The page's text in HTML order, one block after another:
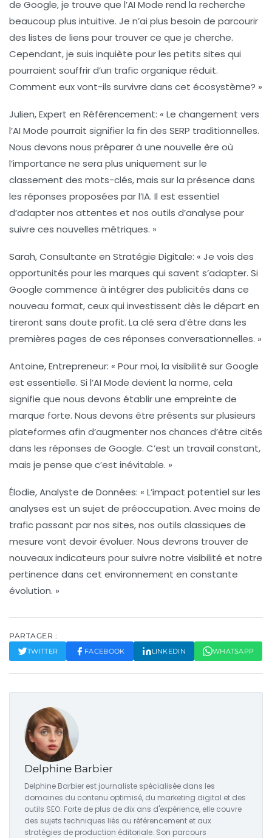
de Google, je trouve que l’AI Mode rend la recherche
beaucoup plus intuitive. Je n’ai plus besoin de parcourir
des listes de liens pour trouver ce que je cherche.
Cependant, je suis inquiète pour les petits sites qui
pourraient souffrir d’un trafic organique réduit.
Comment eux vont-ils survivre dans cet écosystème? »
Julien, Expert en Référencement: « Le changement vers
l’AI Mode pourrait signifier la fin des SERP traditionnelles.
Nous devons nous préparer à une nouvelle ère où
l’importance ne sera plus uniquement sur le
classement des mots-clés, mais sur la présence dans
les réponses proposées par l’IA. Il est essentiel
d’adapter nos attentes et nos outils d’analyse pour
suivre ces nouvelles métriques. »
Sarah, Consultante en Stratégie Digitale: « Je vois des
opportunités pour les marques qui savent s’adapter. Si
Google commence à intégrer des publicités dans ce
nouveau format, ceux qui investissent dès le départ en
tireront sans doute profit. La clé sera d’être dans les
premières pages de ces réponses conversationnelles. »
Antoine, Entrepreneur: « Pour moi, la visibilité sur Google
est essentielle. Si l’AI Mode devient la norme, cela
signifie que nous devons établir une empreinte de
marque forte. Nous devons être présents sur plusieurs
plateformes afin d’augmenter nos chances d’être cités
dans les réponses de Google. C’est un travail constant,
mais je pense que c’est inévitable. »
Élodie, Analyste de Données: « L’impact potentiel sur les
analyses est un sujet de préoccupation. Avec moins de
trafic passant par nos sites, nos outils classiques de
mesure vont devoir évoluer. Nous devrons trouver de
nouveaux indicateurs pour suivre notre visibilité et notre
pertinence dans cet environnement en constante
évolution. »
PARTAGER :
TWITTER FACEBOOK LINKEDIN WHATSAPP
Delphine Barbier
Delphine Barbier est journaliste spécialisée dans les
domaines du contenu optimisé, du marketing digital et des
outils SEO. Forte de plus de dix ans d'expérience, elle couvre
des sujets techniques liés au référencement et aux
stratégies de production éditoriale. Son parcours